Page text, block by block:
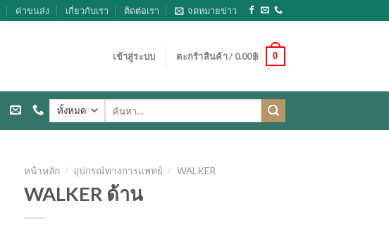
ค่าขนส่ง เกี่ยวกับเรา ติดต่อเรา จดหมายข่าว
เข้าสู่ระบบ ตะกร้าสินค้า / 0.00฿ 0
ค้นหา:
หน้าหลัก / อุปกรณ์ทางการแพทย์ / WALKER
WALKER ด้าน